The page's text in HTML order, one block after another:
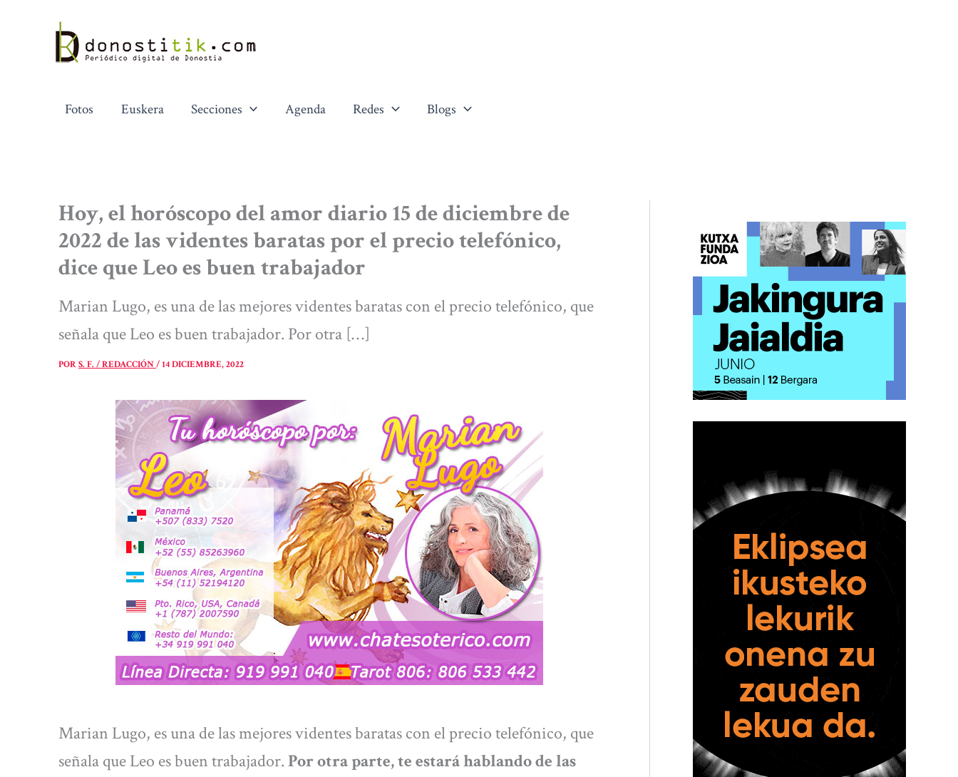
contenido
Fotos Euskera Secciones Agenda Redes Blogs
Hoy, el horóscopo del amor diario 15 de diciembre de
2022 de las videntes baratas por el precio telefónico,
dice que Leo es buen trabajador
Marian Lugo, es una de las mejores videntes baratas con el precio telefónico, que
señala que Leo es buen trabajador. Por otra […]
PORS. F. / REDACCIÓN/14 DICIEMBRE, 2022
Marian Lugo, es una de las mejores videntes baratas con el precio telefónico, que
señala que Leo es buen trabajador.Por otra parte, te estará hablando de las